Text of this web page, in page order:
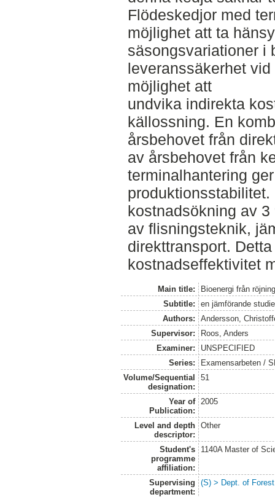
Flödeskedjor med
möjlighet att ta
säsongsvariationer i
leveranssäkerhet
möjlighet att
undvika indirekta
källossning. En
årsbehovet från
av årsbehovet från
terminalhantering
kostnadsökning av
av flisningsteknik,
direkttransport.
kostnadseffektivitet
Main title:
Bioenergi från
Subtitle:
en jämförande
Authors:
Andersson,
Supervisor:
Roos, Anders
Examiner:
UNSPECIFIED
Series:
Examensarbeten /
Volume/Sequential
designation:
51
Year of
Publication:
2005
Level and depth
descriptor:
Other
Student's
programme
affiliation:
1140A Master of
Supervising
department:
(S) > Dept. of